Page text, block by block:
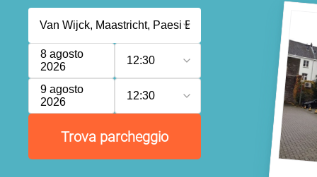
8 agosto
2026
12:30
9 agosto
2026
12:30
Trova parcheggio